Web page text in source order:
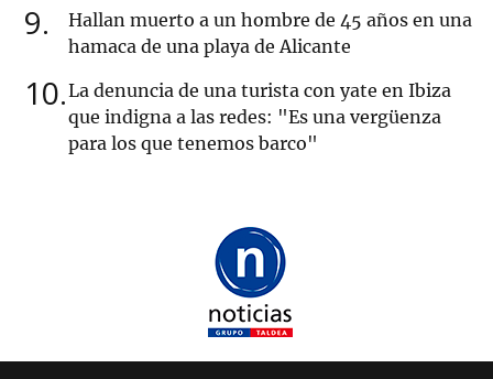
9
Hallan muerto a un hombre de 45 años en una
hamaca de una playa de Alicante
10 La denuncia de una turista con yate en Ibiza
que indigna a las redes: "Es una vergüenza
para los que tenemos barco"